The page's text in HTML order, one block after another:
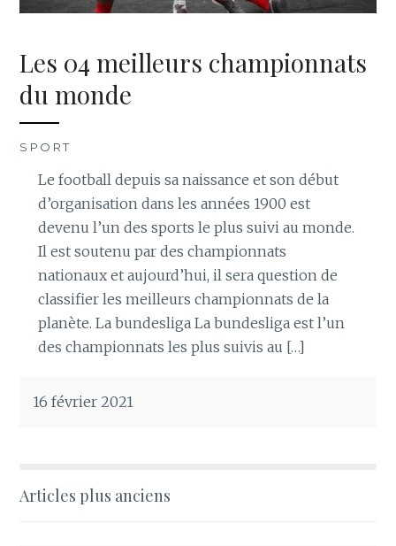
Les 04 meilleurs championnats
du monde
SPORT
Le football depuis sa naissance et son début
d’organisation dans les années 1900 est
devenu l’un des sports le plus suivi au monde.
Il est soutenu par des championnats
nationaux et aujourd’hui, il sera question de
classifier les meilleurs championnats de la
planète. La bundesliga La bundesliga est l’un
des championnats les plus suivis au […]
16 février 2021
Navigation
Articles plus anciens